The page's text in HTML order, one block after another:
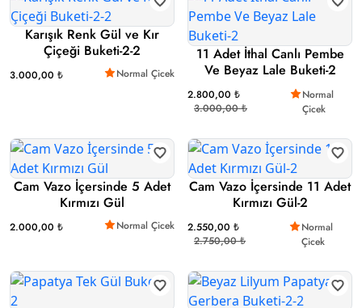
Karışık Renk Gül ve Kır
Çiçeği Buketi-2-2
3.000,00 ₺ Normal Çicek
11 Adet İthal Canlı Pembe
Ve Beyaz Lale Buketi-2
2.800,00 ₺
3.000,00 ₺
Normal
Çicek
Cam Vazo İçersinde 5 Adet
Kırmızı Gül
2.000,00 ₺ Normal Çicek
Cam Vazo İçersinde 11 Adet
Kırmızı Gül-2
2.550,00 ₺
2.750,00 ₺
Normal
Çicek